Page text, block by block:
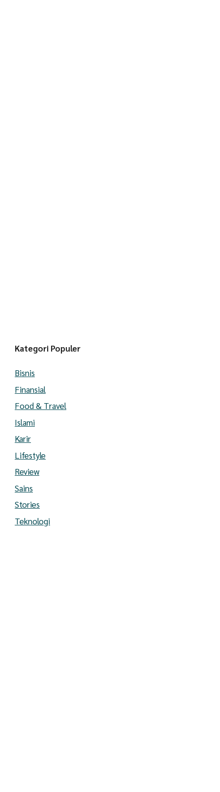
Kategori Populer
Bisnis
Finansial
Food & Travel
Islami
Karir
Lifestyle
Review
Sains
Stories
Teknologi